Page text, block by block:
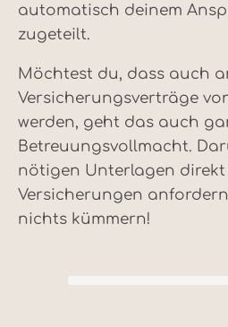
automatisch deinem
zugeteilt.
Möchtest du, dass auch
Versicherungsverträge
werden, geht das auch
Betreuungsvollmacht.
nötigen Unterlagen direkt
Versicherungen
nichts kümmern!